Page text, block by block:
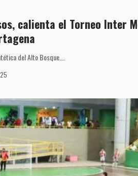
calienta el Torneo Inter
del Alto Bosque.…